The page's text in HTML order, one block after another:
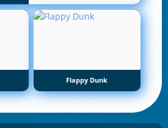
Flappy Dunk